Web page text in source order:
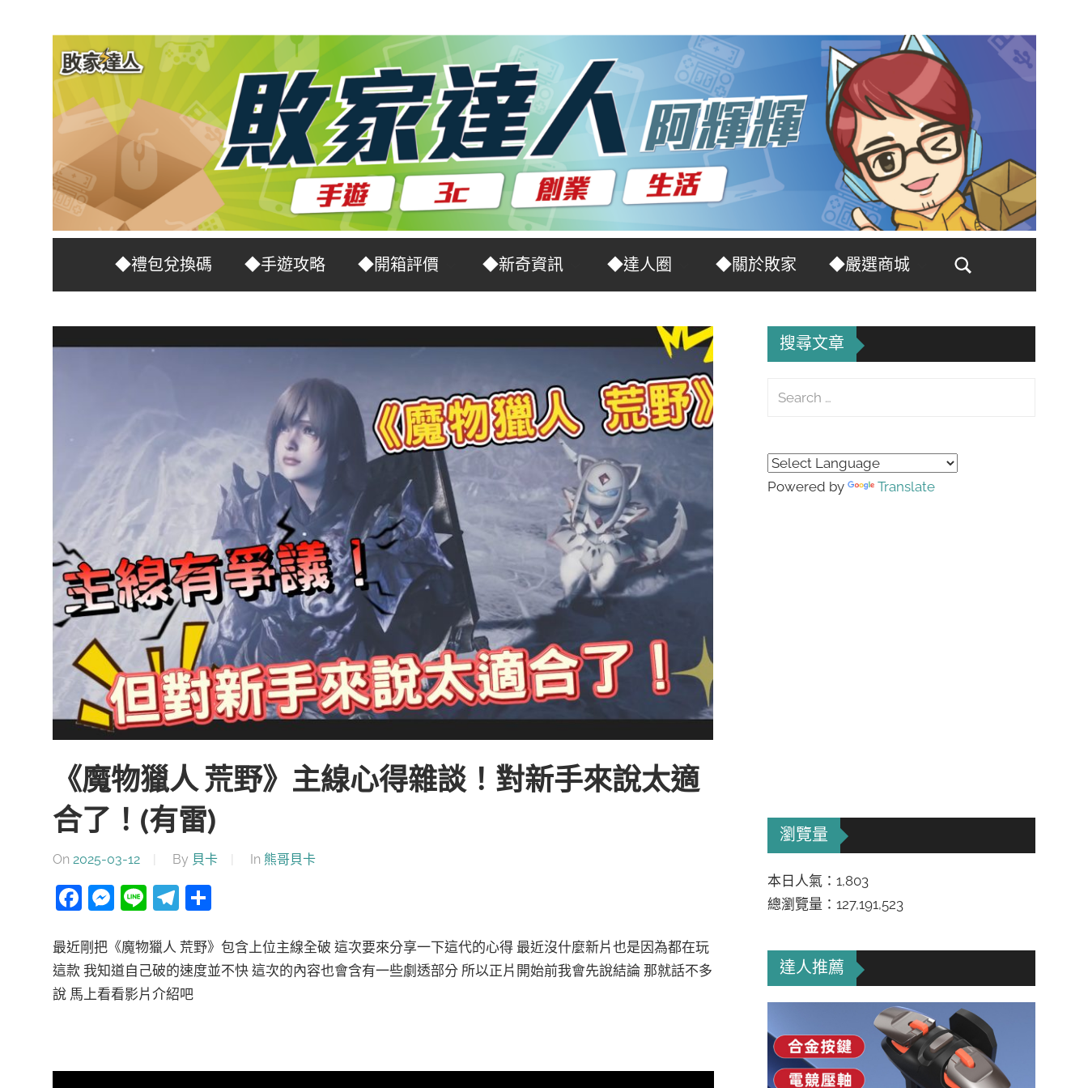
家
人
推
薦
No.1
戲
◆禮包兌換碼 ◆手遊攻略 ◆開箱評價 ◆新奇資訊 ◆達人圈 ◆關於敗家
◆嚴選商城
Search
《魔物獵人 荒野》主線心得雜談！對新手來說太適
合了！(有雷)
On 2025-03-12 By 貝卡 In 熊哥貝卡
Facebook
Messenger
LineTelegram
分
最近剛把《魔物獵人 荒野》包含上位主線全破 這次要來分享一下這代的心得 最近沒什麼新片也是因為都在玩
這款 我知道自己破的速度並不快 這次的內容也會含有一些劇透部分 所以正片開始前我會先說結論 那就話不多
說 馬上看看影片介紹吧
搜尋文章
Search
Powered by Translate
瀏覽量
本日人氣：1,803
總瀏覽量：127,191,523
達人推薦